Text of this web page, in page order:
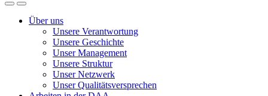
Über uns
Unsere Verantwortung
Unsere Geschichte
Unser Management
Unsere Struktur
Unser Netzwerk
Unser Qualitätsversprechen